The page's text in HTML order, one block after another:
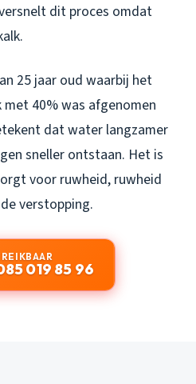
dit proces omdat
25 jaar oud waarbij het
40% was afgenomen
dat water langzamer
sneller ontstaan. Het is
voor ruwheid, ruwheid
verstopping.
019 85 96